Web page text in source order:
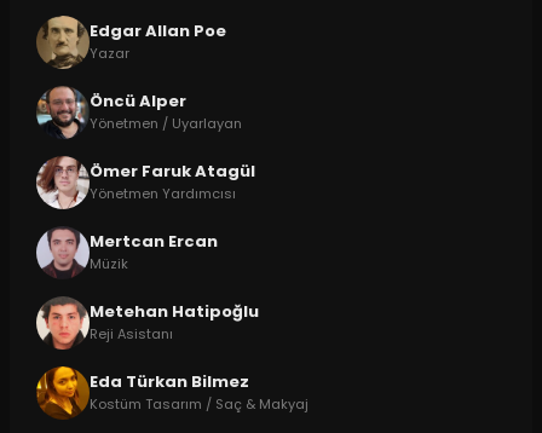
Edgar Allan Poe
Yazar
Öncü Alper
Yönetmen / Uyarlayan
Ömer Faruk Atagül
Yönetmen Yardımcısı
Mertcan Ercan
Müzik
Metehan Hatipoğlu
Reji Asistanı
Eda Türkan Bilmez
Kostüm Tasarım / Saç & Makyaj